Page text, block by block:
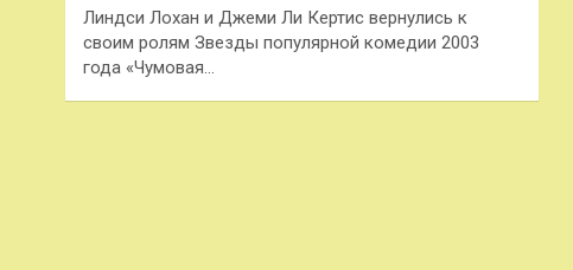
Линдси Лохан и Джеми Ли Кертис вернулись к
своим ролям Звезды популярной комедии 2003
года «Чумовая…